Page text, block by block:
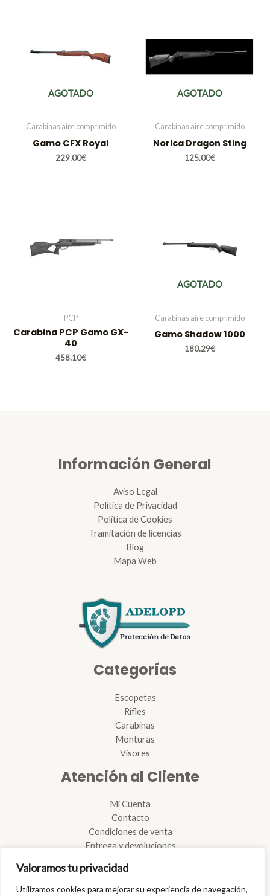
Valoramos tu privacidad
Utilizamos cookies para mejorar su experiencia de navegación,
AGOTADO
Carabinas aire comprimido
Gamo CFX Royal
229.00€
AGOTADO
Carabinas aire comprimido
Norica Dragon Sting
125.00€
PCP
Carabina PCP Gamo GX-
40
458.10€
AGOTADO
Carabinas aire comprimido
Gamo Shadow 1000
180.29€
Información General
Aviso Legal
Política de Privacidad
Política de Cookies
Tramitación de licencias
Blog
Mapa Web
Categorías
Escopetas
Rifles
Carabinas
Monturas
Visores
Atención al Cliente
Mi Cuenta
Contacto
Condiciones de venta
Entrega y devoluciones
Reparación de armas
Tramitación de licencias